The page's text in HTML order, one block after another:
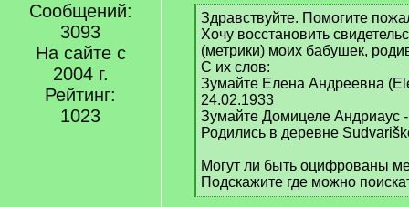
Сообщений:
3093
На сайте с
2004 г.
Рейтинг:
1023
[
q
]
Здравствуйте. Помогите
Хочу восстановить
(метрики) моих бабушек,
С их слов:
Зумайте Елена Андреевна
24.02.1933
Зумайте Домицеле Андриаус
Родились в деревне
Могут ли быть оцифрованы
Подскажите где можно
[